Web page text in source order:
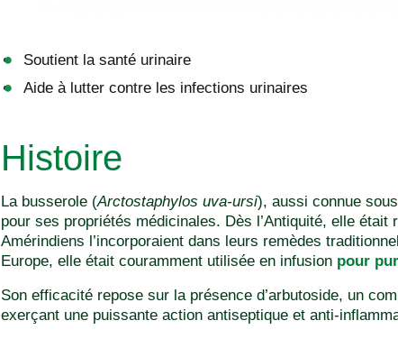
Soutient la santé urinaire
Aide à lutter contre les infections urinaires
Histoire
La busserole (Arctostaphylos uva-ursi), aussi connue
pour ses propriétés médicinales. Dès l’Antiquité, elle
Amérindiens l’incorporaient dans leurs remèdes
Europe, elle était couramment utilisée en infusion pour
Son efficacité repose sur la présence d’arbutoside, un
exerçant une puissante action antiseptique et anti-